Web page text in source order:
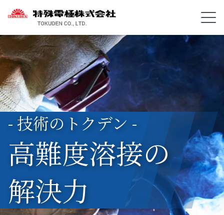
- 技術のトクデン -
高難度溶接の
解決力